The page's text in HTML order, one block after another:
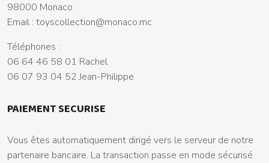
98000 Monaco
Email : toyscollection@monaco.mc
Téléphones :
06 64 46 58 01 Rachel
06 07 93 04 52 Jean-Philippe
PAIEMENT SECURISE
Vous êtes automatiquement dirigé vers le serveur de notre
partenaire bancaire. La transaction passe en mode sécurisé